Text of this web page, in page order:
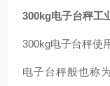
300kg电子台秤工
300kg电子台秤使
电子台秤般也称